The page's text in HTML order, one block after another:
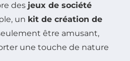
des jeux de société
un kit de création de
être amusant,
une touche de nature